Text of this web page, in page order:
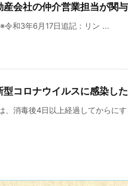
会社の仲介営業担当が関
和3年6月17日追記：リン ...
コロナウイルスに感染した
、消毒後4日以上経過してからに